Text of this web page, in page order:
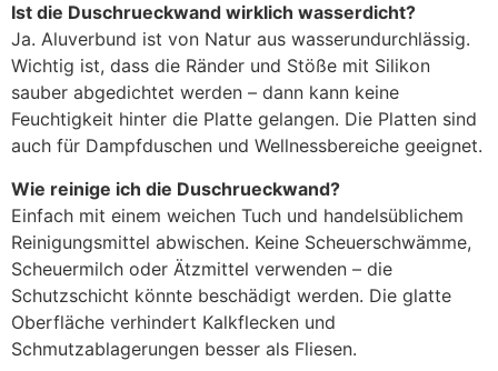
Ist die Duschrueckwand wirklich wasserdicht?
Ja. Aluverbund ist von Natur aus wasserundurchlässig.
Wichtig ist, dass die Ränder und Stöße mit Silikon
sauber abgedichtet werden – dann kann keine
Feuchtigkeit hinter die Platte gelangen. Die Platten sind
auch für Dampfduschen und Wellnessbereiche geeignet.
Wie reinige ich die Duschrueckwand?
Einfach mit einem weichen Tuch und handelsüblichem
Reinigungsmittel abwischen. Keine Scheuerschwämme,
Scheuermilch oder Ätzmittel verwenden – die
Schutzschicht könnte beschädigt werden. Die glatte
Oberfläche verhindert Kalkflecken und
Schmutzablagerungen besser als Fliesen.